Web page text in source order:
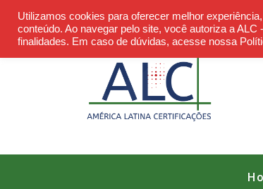
content
Utilizamos cookies para oferecer melhor
conteúdo. Ao navegar pelo site, você autoriza a
finalidades. Em caso de dúvidas, acesse nossa